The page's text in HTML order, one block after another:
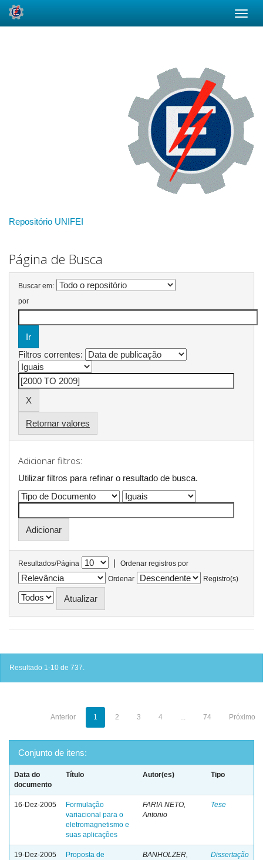
Repositório UNIFEI
Página de Busca
Buscar em:
por
Filtros correntes:
Retornar valores
Adicionar filtros:
Utilizar filtros para refinar o resultado de busca.
Resultados/Página |
Ordenar registros por
Ordenar
Registro(s)
Resultado 1-10 de 737.
Anterior 1 2 3 4 ... 74 Próximo
Conjunto de itens:
Data do
documento
Título Autor(es) Tipo
16-Dez-2005
Formulação
variacional para o
eletromagnetismo e
suas aplicações
FARIA NETO,
Antonio
Tese
19-Dez-2005
Proposta de
BANHOLZER,
Dissertação